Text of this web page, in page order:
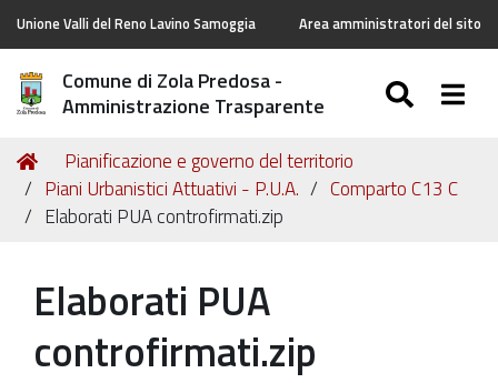
Unione Valli del Reno Lavino Samoggia Area amministratori del sito
Comune di Zola Predosa -
Amministrazione Trasparente
Tu
sei
qui:
Home
Pianificazione e governo del territorio
Piani Urbanistici Attuativi - P.U.A.
Comparto C13 C
Elaborati PUA controfirmati.zip
Elaborati PUA
controfirmati.zip